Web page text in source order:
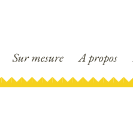
Sur mesure A propos